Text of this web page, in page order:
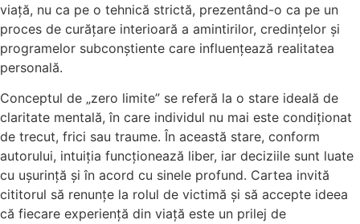
viață, nu ca pe o tehnică strictă, prezentând-o ca pe un
proces de curățare interioară a amintirilor, credințelor și
programelor subconștiente care influențează realitatea
personală.
Conceptul de „zero limite” se referă la o stare ideală de
claritate mentală, în care individul nu mai este condiționat
de trecut, frici sau traume. În această stare, conform
autorului, intuiția funcționează liber, iar deciziile sunt luate
cu ușurință și în acord cu sinele profund. Cartea invită
cititorul să renunțe la rolul de victimă și să accepte ideea
că fiecare experiență din viață este un prilej de